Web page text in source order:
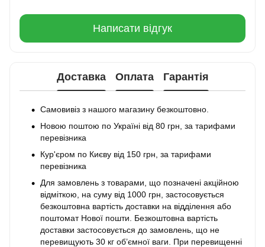
Написати відгук
Доставка Оплата Гарантія
Самовивіз з нашого магазину безкоштовно.
Новою поштою по Україні від 80 грн, за тарифами
перевізника
Кур'єром по Києву від 150 грн, за тарифами
перевізника
Для замовлень з товарами, що позначені акційною
відміткою, на суму від 1000 грн, застосовується
безкоштовна вартість доставки на відділення або
поштомат Нової пошти. Безкоштовна вартість
доставки застосовується до замовлень, що не
перевищують 30 кг об’ємної ваги. При перевищенні